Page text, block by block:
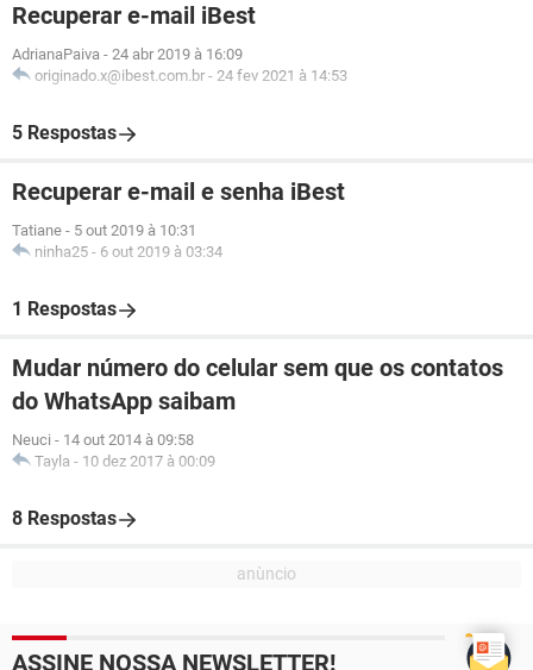
Recuperar e-mail iBest
AdrianaPaiva - 24 abr 2019 à 16:09
originado.x@ibest.com.br - 24 fev 2021 à 14:53
5 Respostas
Recuperar e-mail e senha iBest
Tatiane - 5 out 2019 à 10:31
ninha25 - 6 out 2019 à 03:34
1 Respostas
Mudar número do celular sem que os contatos
do WhatsApp saibam
Neuci - 14 out 2014 à 09:58
Tayla - 10 dez 2017 à 00:09
8 Respostas
ASSINE NOSSA NEWSLETTER!